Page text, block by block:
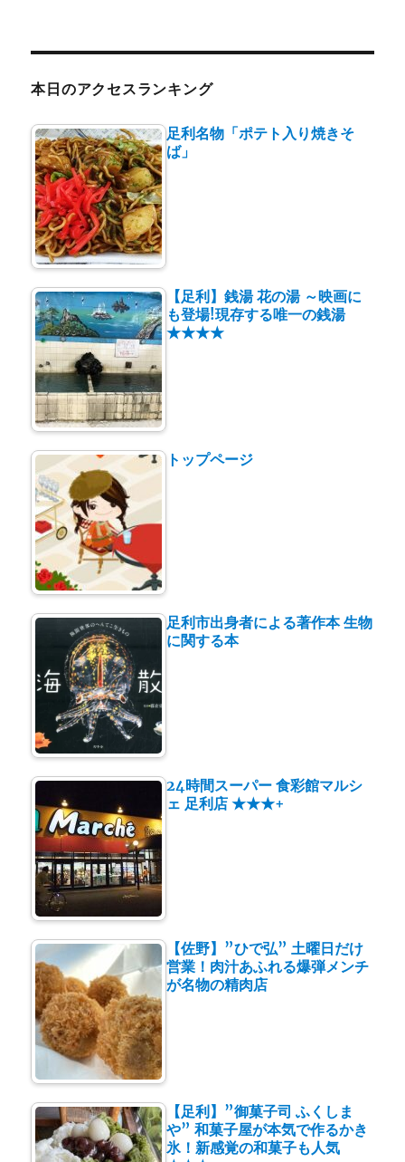
本日のアクセスランキング
足利名物「ポテト入り焼きそ
ば」
【足利】銭湯 花の湯 ～映画に
も登場!現存する唯一の銭湯
★★★★
トップページ
足利市出身者による著作本 生物
に関する本
24時間スーパー 食彩館マルシ
ェ 足利店 ★★★+
【佐野】”ひで弘” 土曜日だけ
営業！肉汁あふれる爆弾メンチ
が名物の精肉店
【足利】”御菓子司 ふくしま
や” 和菓子屋が本気で作るかき
氷！新感覚の和菓子も人気